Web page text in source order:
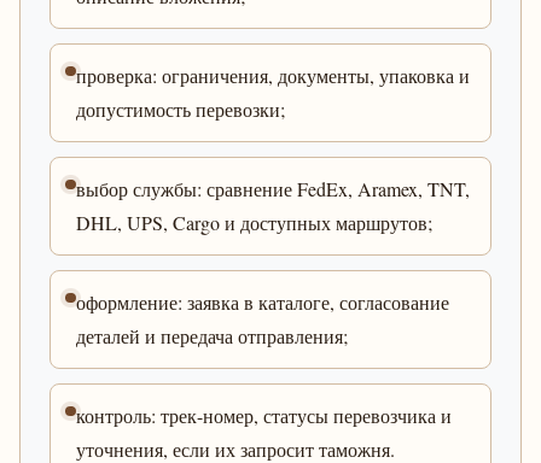
проверка: ограничения, документы, упаковка и
допустимость перевозки;
выбор службы: сравнение FedEx, Aramex, TNT,
DHL, UPS, Cargo и доступных маршрутов;
оформление: заявка в каталоге, согласование
деталей и передача отправления;
контроль: трек-номер, статусы перевозчика и
уточнения, если их запросит таможня.